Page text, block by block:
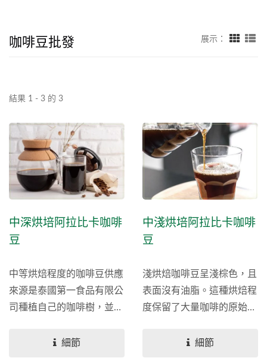
咖啡豆批發 展示：
結果 1 - 3 的 3
中深烘培阿拉比卡咖啡
豆
中等烘焙程度的咖啡豆供應
來源是泰國第一食品有限公
司種植自己的咖啡樹，並和
我們擁有新鮮穩定的咖啡豆
細節
中淺烘培阿拉比卡咖啡
豆
淺烘焙咖啡豆呈淺棕色，且
表面沒有油脂。這種烘焙程
度保留了大量咖啡的原始特
咖啡因含量最高。 泰國第
細節